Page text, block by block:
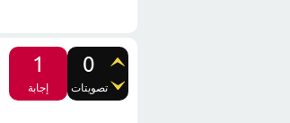
0
تصويتات
1
إجابة